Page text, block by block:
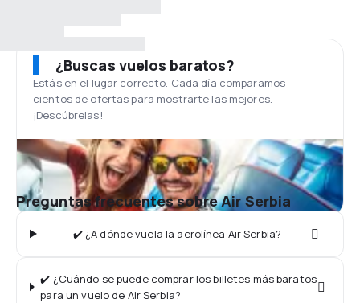
¿Buscas vuelos baratos?
Estás en el lugar correcto. Cada día comparamos
cientos de ofertas para mostrarte las mejores.
¡Descúbrelas!
Preguntas frecuentes sobre Air Serbia
✔️ ¿A dónde vuela la aerolínea Air Serbia?
✔️ ¿Cuándo se puede comprar los billetes más baratos
para un vuelo de Air Serbia?